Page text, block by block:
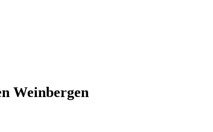
Weinbergen